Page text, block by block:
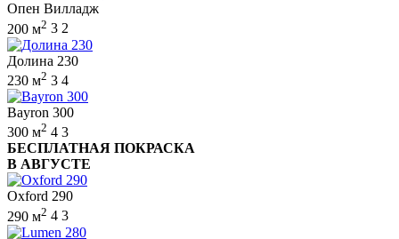
Опен Вилладж
200 м2 3 2
Долина 230
230 м2 3 4
Bayron 300
300 м2 4 3
БЕСПЛАТНАЯ ПОКРАСКА
В АВГУСТЕ
Oxford 290
290 м2 4 3